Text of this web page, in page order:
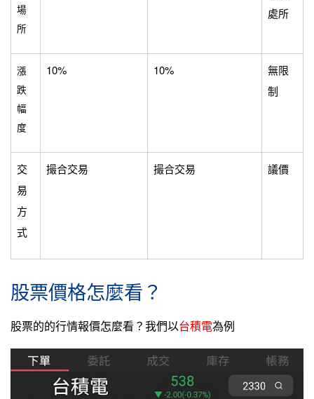
場
所
處所
漲
跌
幅
度
10% 10%
無限
制
交
易
方
式
撮合交易 撮合交易 議價
股票價格怎麼看？
股票的的行情報價怎麼看？我們以台積電為例